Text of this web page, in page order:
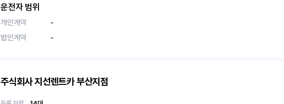
운전자 범위
개인계약
-
법인계약
-
주식회사 지선렌트카 부산지점